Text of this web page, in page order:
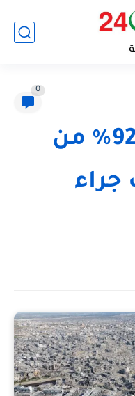
0
الأمم المتحدة: 92% من
جراء